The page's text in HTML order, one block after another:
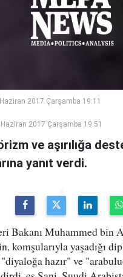
2017 Çarşamba 19:11
2017 Çarşamba 19:51
ve aşırılığa
yanıt verdi.
Bakanı Muhammed bin
komşularıyla yaşadığı
hazır" ve